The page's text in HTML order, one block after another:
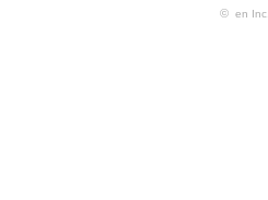
© en Inc.